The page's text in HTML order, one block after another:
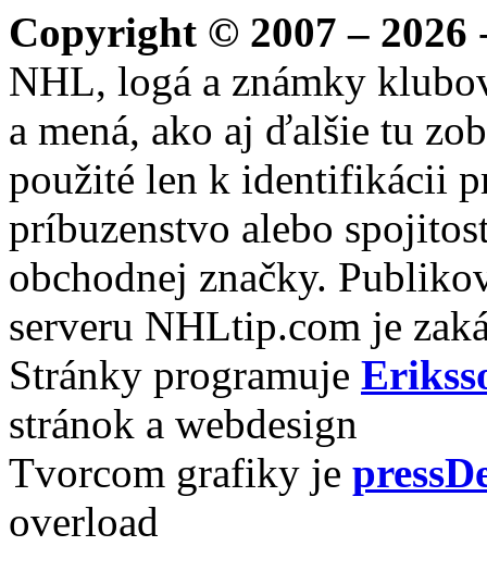
Copyright © 2007 – 2026
NHL, logá a známky
a mená, ako aj ďalšie tu
použité len k identifikácii
príbuzenstvo alebo
obchodnej značky.
serveru NHLtip.com je
Stránky programuje
stránok a webdesign
Tvorcom grafiky je
overload